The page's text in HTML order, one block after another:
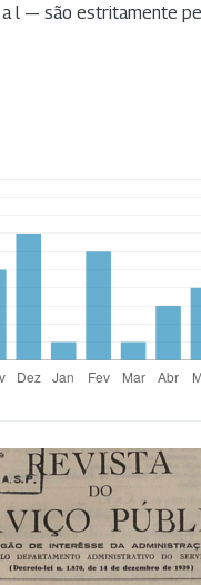
a l — são estritamente